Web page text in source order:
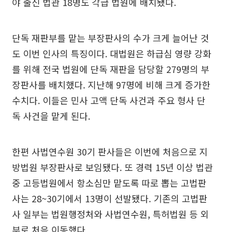
단독 재판부를 맡는 부장판사의 수가 크게 늘어난 것
도 이번 인사의 특징이다. 대법원은 하급심 영량 강화
를 위해 전국 법원에 단독 재판을 담당할 279명의 부
장판사를 배치했다. 지난해 97명에 비해 크게 증가한
수치다. 이들은 민사 고액 단독 사건과 주요 형사 단
독 사건을 맡게 된다.
한편 사법연수원 30기 판사들은 이번에 처음으로 지
방법원 부장판사로 보임됐다. 또 경력 15년 이상 법관
중 고등법원에서 항소심만 맡도록 따로 뽑는 고법판
사는 28~30기에서 13명이 선발됐다. 기존의 고법판
사 일부는 법원행정처와 사법연수원, 특허법원 등 외